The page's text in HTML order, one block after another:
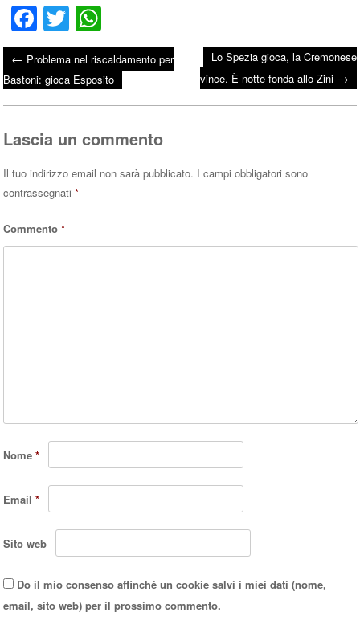
Fa
ce
bo
ok
T
wi
tte
r
ha
ts
A
Post navigation
← Problema nel riscaldamento per
Bastoni: gioca Esposito
Lo Spezia gioca, la Cremonese
vince. È notte fonda allo Zini →
Lascia un commento
Il tuo indirizzo email non sarà pubblicato. I campi obbligatori sono
contrassegnati*
Commento*
Nome*
Email*
Sito web
Do il mio consenso affinché un cookie salvi i miei dati (nome,
email, sito web) per il prossimo commento.